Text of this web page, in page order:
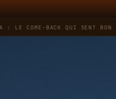
BACK QUI SENT BON